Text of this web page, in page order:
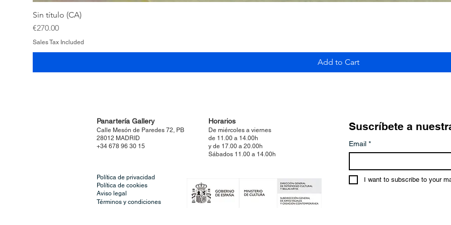
Sin título (CA)
Price
€270.00
Sales Tax Included
Add to Cart
Panartería Gallery
Calle Mesón de Paredes 72, PB
28012 MADRID
+34 678 96 30 15
Horarios
De miércoles a viernes
de 11.00 a 14.00h
y de 17.00 a 20.00h
Sábados 11.00 a 14.00h
Política de privacidad
Política de cookies
Aviso legal
Términos y condiciones
Suscríbete a
Email *
I want to subscribe to your